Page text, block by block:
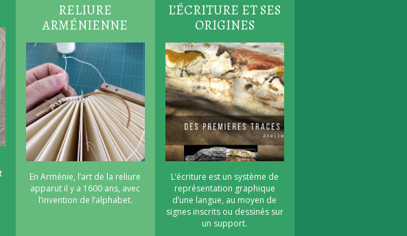
RELIURE
ARMÉNIENNE
En Arménie, l’art de la reliure
apparut il y a 1600 ans, avec
l’invention de l’alphabet.
L’ÉCRITURE ET SES
ORIGINES
L’écriture est un système de
représentation graphique
d’une langue, au moyen de
signes inscrits ou dessinés sur
un support.